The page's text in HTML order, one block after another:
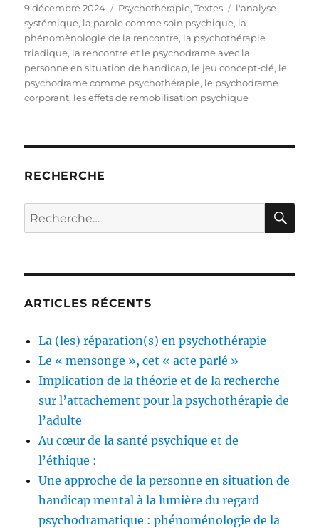
Publié
le
9 décembre 2024 Catégories
Psychothérapie,Textes Étiquettes
l'analyse
systémique, la parole comme soin psychique, la
phénomènologie de la rencontre, la psychothérapie
triadique, la rencontre et le psychodrame avec la
personne en situation de handicap, le jeu concept-clé, le
psychodrame comme psychothérapie, le psychodrame
corporant, les effets de remobilisation psychique
RECHERCHE
Recherche
pour :
ARTICLES RÉCENTS
La (les) réparation(s) en psychothérapie
Le « mensonge », cet « acte parlé »
Implication de la théorie et de la recherche
sur l’attachement pour la psychothérapie de
l’adulte
Au cœur de la santé psychique et de
l’éthique :
Une approche de la personne en situation de
handicap mental à la lumière du regard
psychodramatique : phénoménologie de la